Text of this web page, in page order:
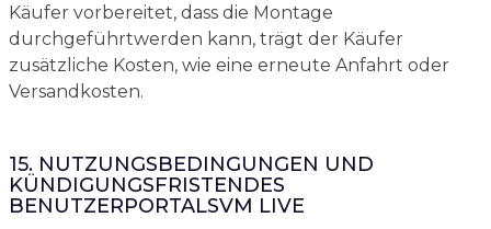
Käufer vorbereitet, dass die Montage
durchgeführtwerden kann, trägt der Käufer
zusätzliche Kosten, wie eine erneute Anfahrt oder
Versandkosten.
15. NUTZUNGSBEDINGUNGEN UND
KÜNDIGUNGSFRISTENDES
BENUTZERPORTALSVM LIVE